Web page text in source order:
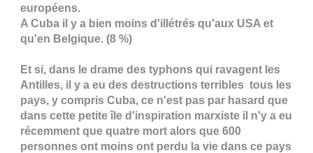
européens.
A Cuba il y a bien moins d'illétrés qu'aux USA et
qu'en Belgique. (8 %)
Et si, dans le drame des typhons qui ravagent les
Antilles, il y a eu des destructions terribles tous les
pays, y compris Cuba, ce n'est pas par hasard que
dans cette petite île d'inspiration marxiste il n'y a eu
récemment que quatre mort alors que 600
personnes ont moins ont perdu la vie dans ce pays